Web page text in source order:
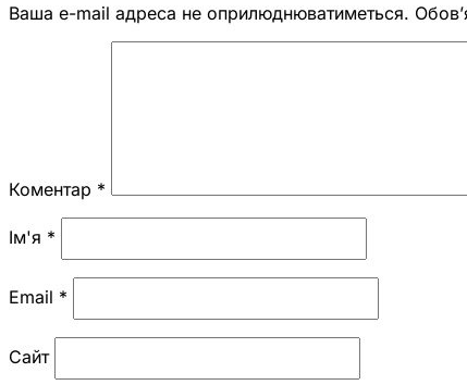
Ваша e-mail адреса не оприлюднюватиметься.
Коментар *
Ім'я *
Email *
Сайт